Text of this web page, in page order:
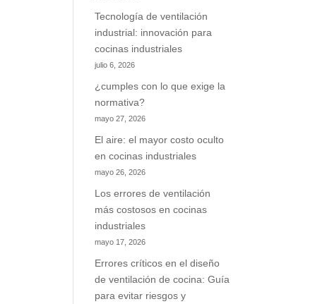
Tecnología de ventilación
industrial: innovación para
cocinas industriales
julio 6, 2026
¿cumples con lo que exige la
normativa?
mayo 27, 2026
El aire: el mayor costo oculto
en cocinas industriales
mayo 26, 2026
Los errores de ventilación
más costosos en cocinas
industriales
mayo 17, 2026
Errores críticos en el diseño
de ventilación de cocina: Guía
para evitar riesgos y